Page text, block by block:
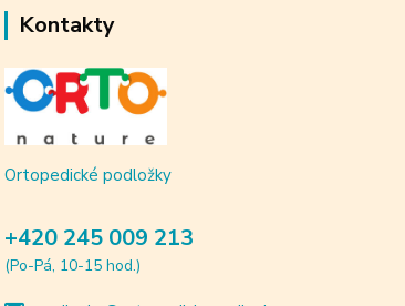
Kontakty
Ortopedické podložky
+420 245 009 213
(Po-Pá, 10-15 hod.)